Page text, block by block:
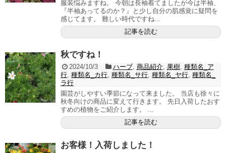
服装悩みますね。 今朝は長袖着てましたが今は半袖、
『半袖あってるのか？』と少し自分の肌感覚に疑問を
感じてます。 難しい時代ですね...
記事を読む
秋ですね！
2024/10/3 ハーブ, 商品紹介, 果樹, 種類名_ア
行, 種類名_カ行, 種類名_サ行, 種類名_ヤ行, 種類名_
ラ行
園芸がしやすい季節になって来ました。 当店も徐々に
秋冬向けの商品に変えて行きます。 先日入荷したおす
すめの植物をご紹介します。 ...
記事を読む
お客様！入荷しました！